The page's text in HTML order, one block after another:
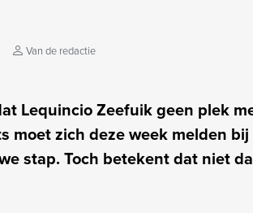
Van de redactie
Lequincio Zeefuik geen plek
moet zich deze week melden
stap. Toch betekent dat niet